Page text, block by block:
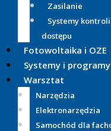
Zasilanie
Systemy kontroli
dostępu
Fotowoltaika i OZE
Systemy i programy
Warsztat
Narzędzia
Elektronarzędzia
Samochód dla